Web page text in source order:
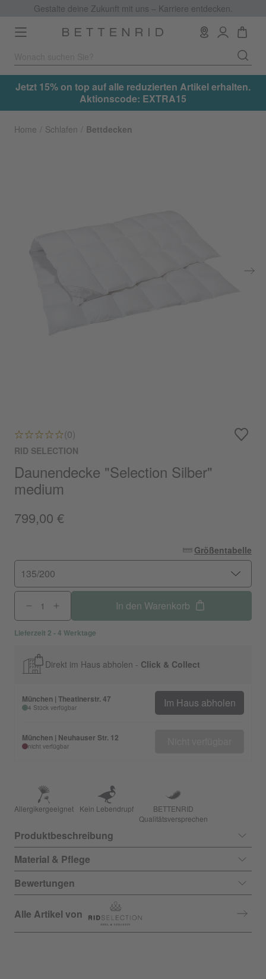
Gestalte deine Zukunft mit uns – Karriere entdecken.
Toggle
navigation
Jetzt 15% on top auf alle reduzierten Artikel erhalten.
Aktionscode: EXTRA15
Home Schlafen Bettdecken
(0)
RID SELECTION
Daunendecke "Selection Silber"
medium
799,00 €
Größentabelle
135/200
In den Warenkorb
Lieferzeit 2 - 4 Werktage
Direkt im Haus abholen - Click & Collect
München | Theatinerstr. 47
4 Stück verfügbar Im Haus abholen
München | Neuhauser Str. 12
nicht verfügbar
Allergikergeeignet Kein Lebendrupf
BETTENRID
Qualitätsversprechen
Produktbeschreibung
Material & Pflege
Bewertungen
Alle Artikel von